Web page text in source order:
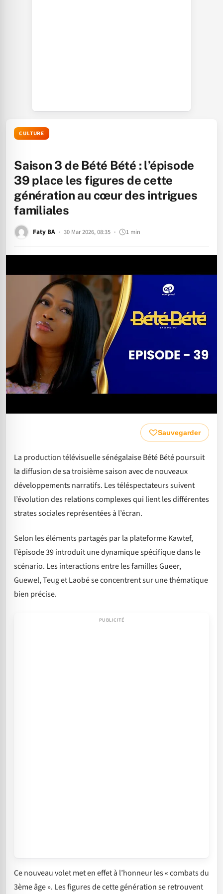
CULTURE
Saison 3 de Bété Bété : l’épisode
39 place les figures de cette
génération au cœur des intrigues
familiales
Faty BA 30 Mar 2026, 08:35 1 min
Sauvegarder
La production télévisuelle sénégalaise Bété Bété poursuit
la diffusion de sa troisième saison avec de nouveaux
développements narratifs. Les téléspectateurs suivent
l’évolution des relations complexes qui lient les différentes
strates sociales représentées à l’écran.
Selon les éléments partagés par la plateforme Kawtef,
l’épisode 39 introduit une dynamique spécifique dans le
scénario. Les interactions entre les familles Gueer,
Guewel, Teug et Laobé se concentrent sur une thématique
bien précise.
Ce nouveau volet met en effet à l’honneur les « combats du
3ème âge ». Les figures de cette génération se retrouvent